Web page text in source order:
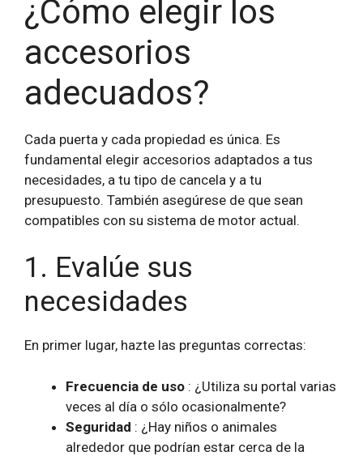
¿Cómo elegir los
accesorios
adecuados?
Cada puerta y cada propiedad es única. Es
fundamental elegir accesorios adaptados a tus
necesidades, a tu tipo de cancela y a tu
presupuesto. También asegúrese de que sean
compatibles con su sistema de motor actual.
1. Evalúe sus
necesidades
En primer lugar, hazte las preguntas correctas:
Frecuencia de uso : ¿Utiliza su portal varias
veces al día o sólo ocasionalmente?
Seguridad : ¿Hay niños o animales
alrededor que podrían estar cerca de la